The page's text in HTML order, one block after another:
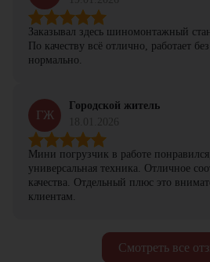
Смотреть все
Заказывал здесь шиномонтажный
По качеству всё отлично, работает
нормально.
ГЖ
Городской житель
Мини погрузчик в работе
универсальная техника. Отличное
качества. Отдельный плюс это
клиентам.